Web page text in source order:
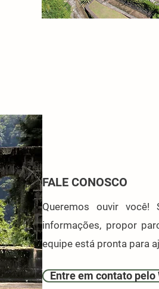
FALE CONOSCO
Queremos ouvir você!
informações, propor
equipe está pronta para
Entre em contato pelo